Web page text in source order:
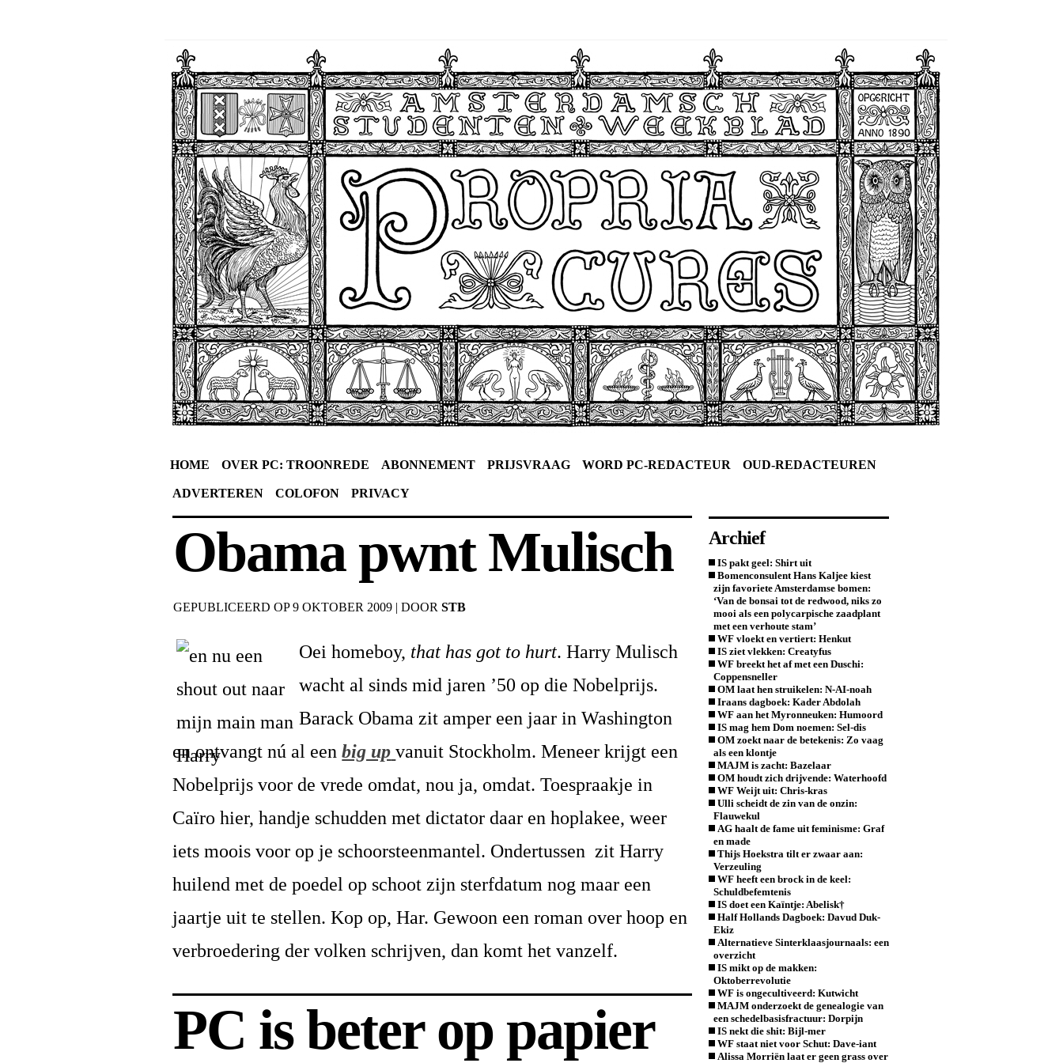
HOME OVER PC: TROONREDE ABONNEMENT PRIJSVRAAG WORD PC-REDACTEUR OUD-REDACTEUREN
ADVERTEREN COLOFON PRIVACY
Obama pwnt Mulisch
GEPUBLICEERD OP 9 OKTOBER 2009 |DOOR STB
Oei homeboy, that has got to hurt. Harry Mulisch
wacht al sinds mid jaren ’50 op die Nobelprijs.
Barack Obama zit amper een jaar in Washington
en ontvangt nú al eenbig up vanuit Stockholm. Meneer krijgt een
Nobelprijs voor de vrede omdat, nou ja, omdat. Toespraakje in
Caïro hier, handje schudden met dictator daar en hoplakee, weer
iets moois voor op je schoorsteenmantel. Ondertussen zit Harry
huilend met de poedel op schoot zijn sterfdatum nog maar een
jaartje uit te stellen. Kop op, Har. Gewoon een roman over hoop en
verbroedering der volken schrijven, dan komt het vanzelf.
PC is beter op papier
Archief
IS pakt geel: Shirt uit
Bomenconsulent Hans Kaljee kiest
zijn favoriete Amsterdamse bomen:
‘Van de bonsai tot de redwood, niks zo
mooi als een polycarpische zaadplant
met een verhoute stam’
WF vloekt en vertiert: Henkut
IS ziet vlekken: Creatyfus
WF breekt het af met een Duschi:
Coppensneller
OM laat hen struikelen: N-AI-noah
Iraans dagboek: Kader Abdolah
WF aan het Myronneuken: Humoord
IS mag hem Dom noemen: Sel-dis
OM zoekt naar de betekenis: Zo vaag
als een klontje
MAJM is zacht: Bazelaar
OM houdt zich drijvende: Waterhoofd
WF Weijt uit: Chris-kras
Ulli scheidt de zin van de onzin:
Flauwekul
AG haalt de fame uit feminisme: Graf
en made
Thijs Hoekstra tilt er zwaar aan:
Verzeuling
WF heeft een brock in de keel:
Schuldbefemtenis
IS doet een Kaïntje: Abelisk†
Half Hollands Dagboek: Davud Duk-
Ekiz
Alternatieve Sinterklaasjournaals: een
overzicht
IS mikt op de makken:
Oktoberrevolutie
WF is ongecultiveerd: Kutwicht
MAJM onderzoekt de genealogie van
een schedelbasisfractuur: Dorpijn
IS nekt die shit: Bijl-mer
WF staat niet voor Schut: Dave-iant
Alissa Morriën laat er geen grass over